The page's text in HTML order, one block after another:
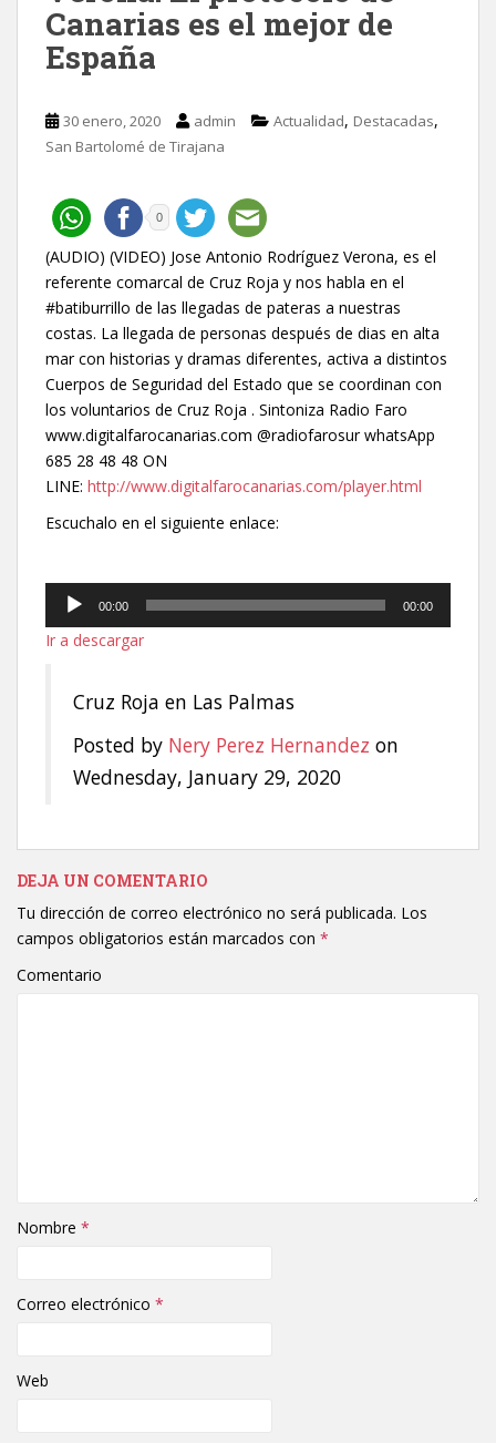
Canarias es el mejor de
España
30 enero, 2020 admin Actualidad, Destacadas,
San Bartolomé de Tirajana
0
(AUDIO) (VIDEO) Jose Antonio Rodríguez Verona, es el
referente comarcal de Cruz Roja y nos habla en el
#batiburrillo de las llegadas de pateras a nuestras
costas. La llegada de personas después de dias en alta
mar con historias y dramas diferentes, activa a distintos
Cuerpos de Seguridad del Estado que se coordinan con
los voluntarios de Cruz Roja . Sintoniza Radio Faro
www.digitalfarocanarias.com @radiofarosur whatsApp
685 28 48 48 ON
LINE: http://www.digitalfarocanarias.com/player.html
Escuchalo en el siguiente enlace:
Reproductor
audio
00:00 00:00
Ir a descargar
Cruz Roja en Las Palmas
Posted by Nery Perez Hernandez on
Wednesday, January 29, 2020
DEJA UN COMENTARIO
Tu dirección de correo electrónico no será publicada. Los
campos obligatorios están marcados con *
Comentario
Nombre *
Correo electrónico *
Web